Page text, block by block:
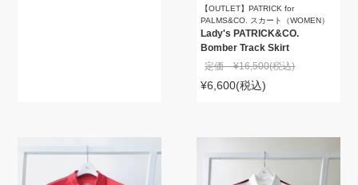
【OUTLET】PATRICK for
PALMS&CO. スカート（WOMEN）
Lady's PATRICK&CO.
Bomber Track Skirt
定価 ¥16,500(税込)
¥6,600(税込)